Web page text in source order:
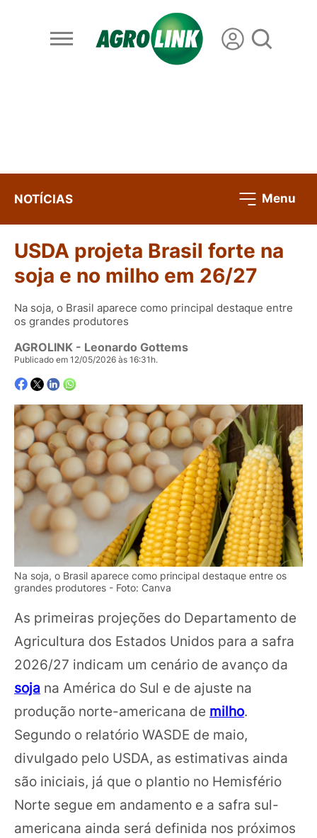
NOTÍCIAS Menu
USDA projeta Brasil forte na
soja e no milho em 26/27
Na soja, o Brasil aparece como principal destaque entre
os grandes produtores
AGROLINK - Leonardo Gottems
Publicado em 12/05/2026 às 16:31h.
Na soja, o Brasil aparece como principal destaque entre os
grandes produtores - Foto: Canva
As primeiras projeções do Departamento de
Agricultura dos Estados Unidos para a safra
2026/27 indicam um cenário de avanço da
soja na América do Sul e de ajuste na
produção norte-americana de milho.
Segundo o relatório WASDE de maio,
divulgado pelo USDA, as estimativas ainda
são iniciais, já que o plantio no Hemisfério
Norte segue em andamento e a safra sul-
americana ainda será definida nos próximos